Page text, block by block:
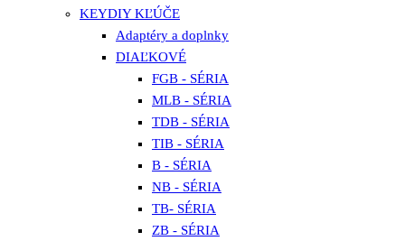
KEYDIY KĽÚČE
Adaptéry a doplnky
DIAĽKOVÉ
FGB - SÉRIA
MLB - SÉRIA
TDB - SÉRIA
TIB - SÉRIA
B - SÉRIA
NB - SÉRIA
TB- SÉRIA
ZB - SÉRIA